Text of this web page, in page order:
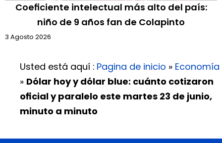
Coeficiente intelectual más alto del país:
niño de 9 años fan de Colapinto
3 Agosto 2026
Usted está aquí : Pagina de inicio » Economía
» Dólar hoy y dólar blue: cuánto cotizaron
oficial y paralelo este martes 23 de junio,
minuto a minuto